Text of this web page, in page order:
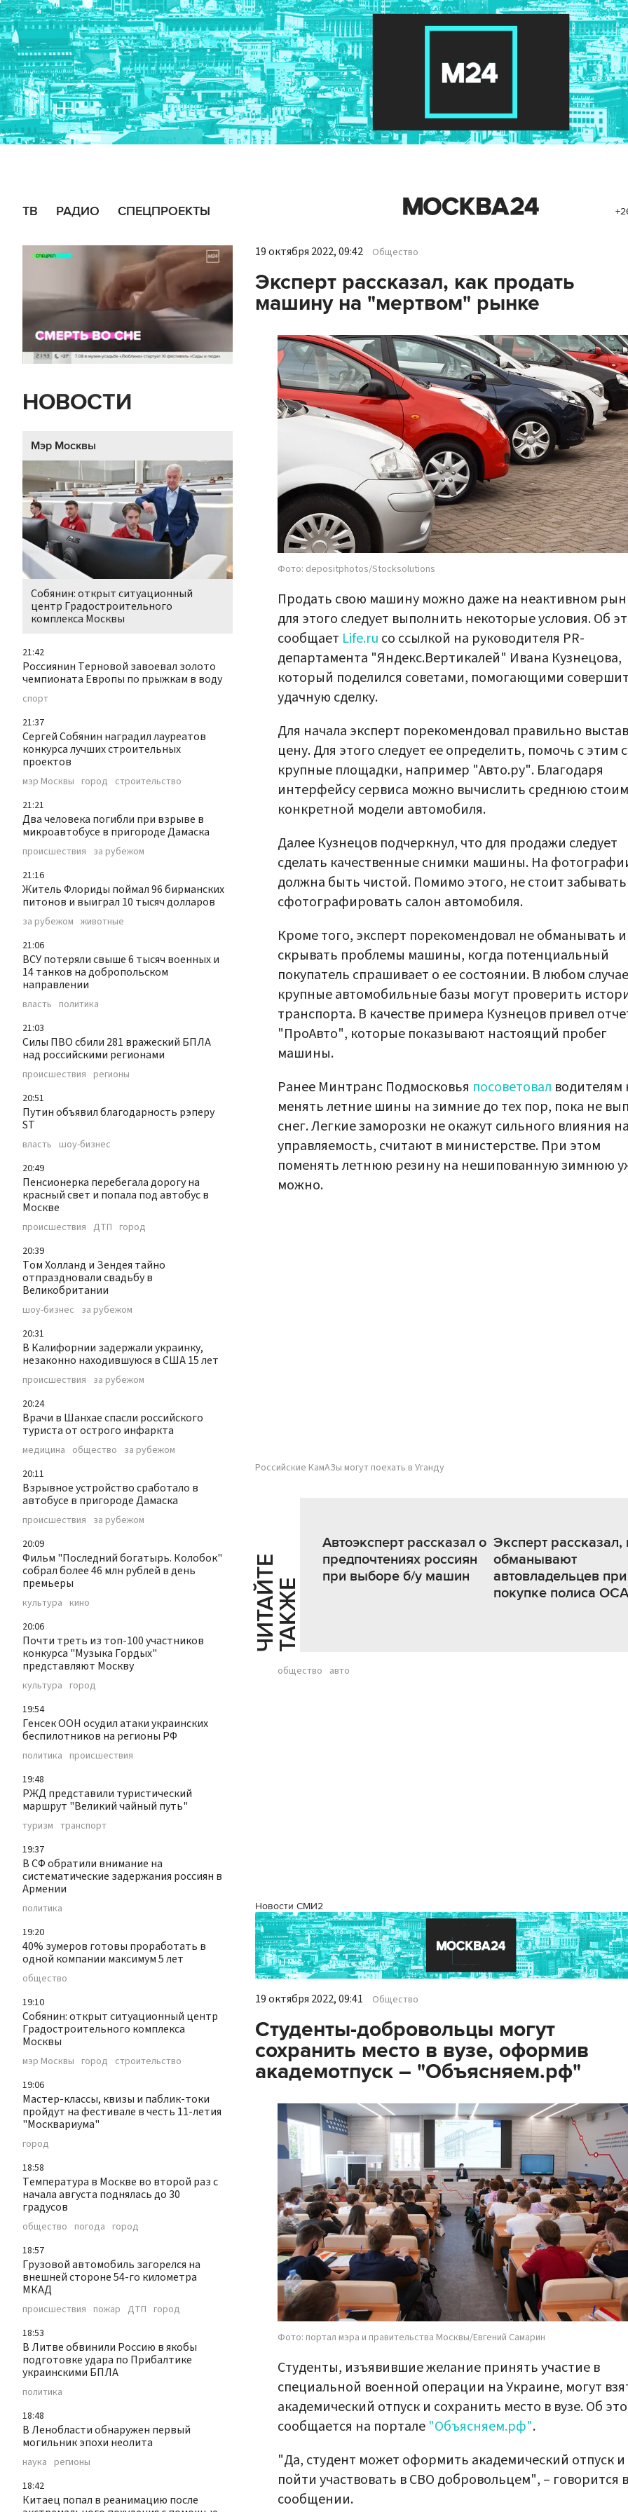
ТВ РАДИО СПЕЦПРОЕКТЫ
НОВОСТИ
Мэр Москвы
Собянин: открыт ситуационный
центр Градостроительного
комплекса Москвы
21:42
Россиянин Терновой завоевал золото
чемпионата Европы по прыжкам в воду
спорт
21:37
Сергей Собянин наградил лауреатов
конкурса лучших строительных
проектов
мэр Москвы город строительство
21:21
Два человека погибли при взрыве в
микроавтобусе в пригороде Дамаска
происшествия за рубежом
21:16
Житель Флориды поймал 96 бирманских
питонов и выиграл 10 тысяч долларов
за рубежом животные
21:06
ВСУ потеряли свыше 6 тысяч военных и
14 танков на добропольском
направлении
власть политика
21:03
Силы ПВО сбили 281 вражеский БПЛА
над российскими регионами
происшествия регионы
20:51
Путин объявил благодарность рэперу
ST
власть шоу-бизнес
20:49
Пенсионерка перебегала дорогу на
красный свет и попала под автобус в
Москве
происшествия ДТП город
20:39
Том Холланд и Зендея тайно
отпраздновали свадьбу в
Великобритании
шоу-бизнес за рубежом
20:31
В Калифорнии задержали украинку,
незаконно находившуюся в США 15 лет
происшествия за рубежом
20:24
Врачи в Шанхае спасли российского
туриста от острого инфаркта
медицина общество за рубежом
20:11
Взрывное устройство сработало в
автобусе в пригороде Дамаска
происшествия за рубежом
20:09
Фильм "Последний богатырь. Колобок"
собрал более 46 млн рублей в день
премьеры
культура кино
20:06
Почти треть из топ-100 участников
конкурса "Музыка Гордых"
представляют Москву
культура город
19:54
Генсек ООН осудил атаки украинских
беспилотников на регионы РФ
политика происшествия
19:48
РЖД представили туристический
маршрут "Великий чайный путь"
туризм транспорт
19:37
В СФ обратили внимание на
систематические задержания россиян в
Армении
политика
19:20
40% зумеров готовы проработать в
одной компании максимум 5 лет
общество
19:10
Собянин: открыт ситуационный центр
Градостроительного комплекса
Москвы
мэр Москвы город строительство
19:06
Мастер-классы, квизы и паблик-токи
пройдут на фестивале в честь 11-летия
"Москвариума"
город
18:58
Температура в Москве во второй раз с
начала августа поднялась до 30
градусов
общество погода город
18:57
Грузовой автомобиль загорелся на
внешней стороне 54-го километра
МКАД
происшествия пожар ДТП город
18:53
В Литве обвинили Россию в якобы
подготовке удара по Прибалтике
украинскими БПЛА
политика
18:48
В Ленобласти обнаружен первый
могильник эпохи неолита
наука регионы
18:42
Китаец попал в реанимацию после
19 октября 2022, 09:42 Общество
Эксперт рассказал, как продать
машину на "мертвом" рынке
Фото: depositphotos/Stocksolutions
Продать свою машину можно даже на неактивном
для этого следует выполнить некоторые условия. Об
сообщает Life.ru со ссылкой на руководителя PR-
департамента "Яндекс.Вертикалей" Ивана Кузнецова,
который поделился советами, помогающими
удачную сделку.
Для начала эксперт порекомендовал правильно
цену. Для этого следует ее определить, помочь с этим
крупные площадки, например "Авто.ру". Благодаря
интерфейсу сервиса можно вычислить среднюю
конкретной модели автомобиля.
Далее Кузнецов подчеркнул, что для продажи следует
сделать качественные снимки машины. На
должна быть чистой. Помимо этого, не стоит забывать
сфотографировать салон автомобиля.
Кроме того, эксперт порекомендовал не обманывать
скрывать проблемы машины, когда потенциальный
покупатель спрашивает о ее состоянии. В любом случае
крупные автомобильные базы могут проверить
транспорта. В качестве примера Кузнецов привел
"ПроАвто", которые показывают настоящий пробег
машины.
Ранее Минтранс Подмосковья посоветовал водителям
менять летние шины на зимние до тех пор, пока не
снег. Легкие заморозки не окажут сильного влияния
управляемость, считают в министерстве. При этом
поменять летнюю резину на нешипованную зимнюю
можно.
Российские КамАЗы могут поехать в Уганду
Ч
И
Т
АЙ
Т
Е
Т
А
К
ЖЕ
Автоэксперт рассказал о
предпочтениях россиян
при выборе б/у машин
Эксперт рассказал,
обманывают
автовладельцев при
покупке полиса
общество авто
Новости СМИ2
19 октября 2022, 09:41 Общество
Студенты-добровольцы могут
сохранить место в вузе, оформив
академотпуск – "Объясняем.рф"
Фото: портал мэра и правительства Москвы/Евгений Самарин
Студенты, изъявившие желание принять участие в
специальной военной операции на Украине, могут
академический отпуск и сохранить место в вузе. Об
сообщается на портале "Объясняем.рф".
"Да, студент может оформить академический отпуск и
пойти участвовать в СВО добровольцем", – говорится в
сообщении.